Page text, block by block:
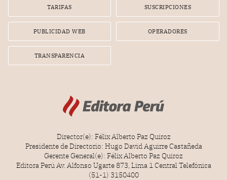
TARIFAS SUSCRIPCIONES
PUBLICIDAD WEB OPERADORES
TRANSPARENCIA
Director(e): Félix Alberto Paz Quiroz
Presidente de Directorio: Hugo David Aguirre Castañeda
Gerente General(e): Félix Alberto Paz Quiroz
Editora Perú Av. Alfonso Ugarte 873, Lima 1 Central Telefónica
(51-1) 3150400